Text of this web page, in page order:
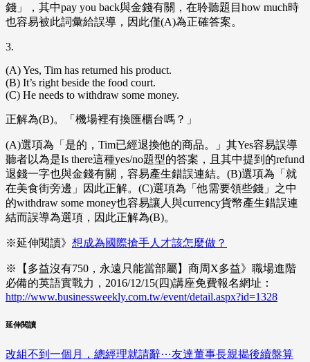
錢」，其中pay you back與金錢有關，在聆聽題目how much時
也容易被此詞彙給誤導，因此僅(A)為正確答案。
3.
(A) Yes, Tim has returned his product.
(B) It’s right beside the food court.
(C) He needs to withdraw some money.
正解為(B)。「機場裡有換匯櫃台嗎？」
(A)選項為「是的，Tim已經退換他的商品。」其Yes容易誤導
聽者以為是Is there這種yes/no題型的答案，且其中提到的refund
退錢一字也與金錢有關，容易產生錯誤連結。(B)選項為「就
在美食街旁邊」因此正解。(C)選項為「他需要領些錢」之中
的withdraw some money也容易讓人與currency貨幣產生錯誤連
結而誤導為選項，因此正解為(B)。
※延伸閱讀》 想成為國際搶手人才該怎麼做？
※【多益沒有750，永遠只能當部屬】商周X多益》職場進階
必備的英語實戰力，2016/12/15(四)講座免費報名網址：
http://www.businessweekly.com.tw/event/detail.aspx?id=1328
延伸閱讀
改組不到一個月，總經理就請辭⋯友達董事長親揭後續盤算